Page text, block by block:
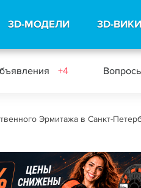
3D-МОДЕЛИ 3D-ВИКИ
+4
Эрмитажа в Санкт-